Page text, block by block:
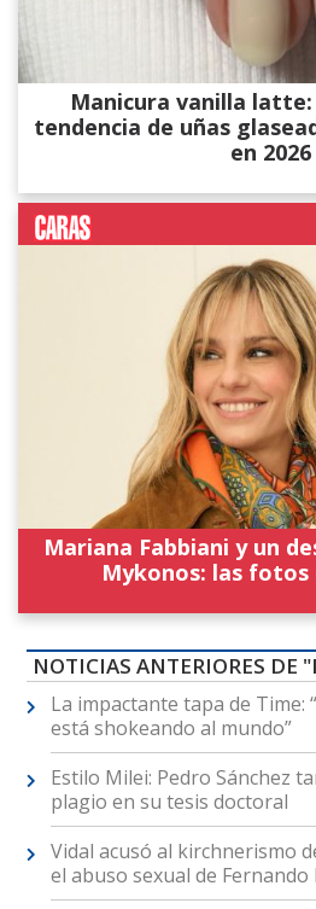
Manicura vanilla
tendencia de uñas
en 2026
Mariana Fabbiani y un
Mykonos: las fotos
NOTICIAS ANTERIORES DE
La impactante tapa de Time:
está shokeando al mundo”
Estilo Milei: Pedro Sánchez
plagio en su tesis doctoral
Vidal acusó al kirchnerismo
el abuso sexual de Fernando